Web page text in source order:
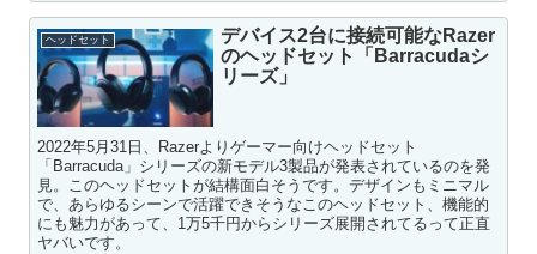
ヘッドセット
デバイス2台に接続可能なRazer
のヘッドセット「Barracudaシ
リーズ」
2022年5月31日、Razerよりゲーマー向けヘッドセット
「Barracuda」シリーズの新モデル3製品が発表されているのを発
見。このヘッドセットが結構面白そうです。デザインもミニマル
で、あらゆるシーンで活躍できそうなこのヘッドセット、機能的
にも魅力があって、1万5千円からシリーズ展開されてるって正直
ヤバいです。